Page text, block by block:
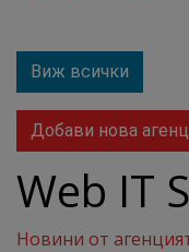
Виж всички
Добави нова
Web IT
Новини от